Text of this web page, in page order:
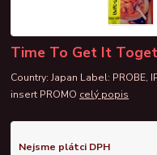
Time To Get It
Country: Japan Label: PROBE,
insert PROMO celý popis
Nejsme plátci DPH